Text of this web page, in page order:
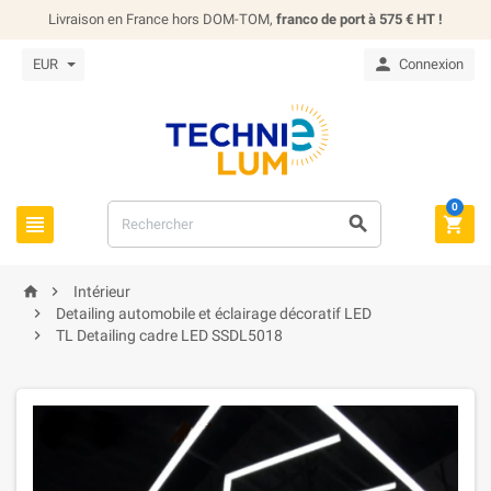
Livraison en France hors DOM-TOM, franco de port à 575 € HT !
EUR  Connexion
  
0
 
Intérieur

Detailing automobile et éclairage décoratif LED

TL Detailing cadre LED SSDL5018